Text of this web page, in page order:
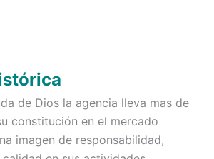
de Dios la agencia lleva mas de
constitución en el mercado
imagen de responsabilidad,